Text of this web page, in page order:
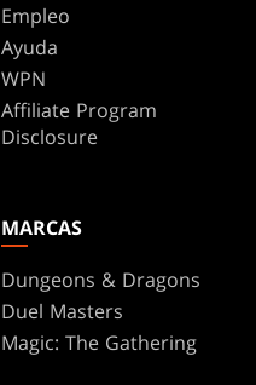
Empleo
Ayuda
WPN
Affiliate Program
Disclosure
MARCAS
Dungeons & Dragons
Duel Masters
Magic: The Gathering